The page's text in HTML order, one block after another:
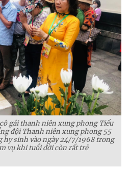
gái thanh niên xung phong Tiểu
đội Thanh niên xung phong 55
hy sinh vào ngày 24/7/1968 trong
vụ khi tuổi đời còn rất trẻ